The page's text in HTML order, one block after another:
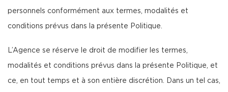
personnels conformément aux termes, modalités et
conditions prévus dans la présente Politique.
L’Agence se réserve le droit de modifier les termes,
modalités et conditions prévus dans la présente Politique, et
ce, en tout temps et à son entière discrétion. Dans un tel cas,